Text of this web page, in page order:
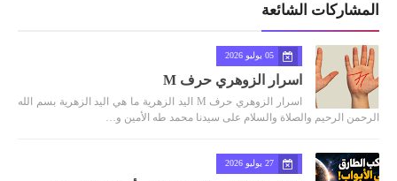
المشاركات الشائعة
05 يوليو 2026
اسرار الزوهري حرف M
اسرار الزوهري حرف M اليد الزهرية ما هي اليد الزهرية بسم الله
الرحمن الرحيم والصلاة والسلام على سيدنا محمد طه الأمين و…
27 يوليو 2026